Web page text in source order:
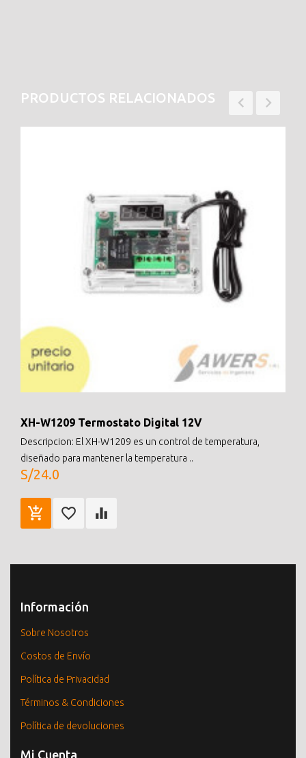
PRODUCTOS RELACIONADOS
XH-W1209 Termostato Digital 12V
Descripcion: El XH-W1209 es un control de temperatura,
diseñado para mantener la temperatura ..
S/24.0
Información
Sobre Nosotros
Costos de Envío
Política de Privacidad
Términos & Condiciones
Política de devoluciones
Mi Cuenta